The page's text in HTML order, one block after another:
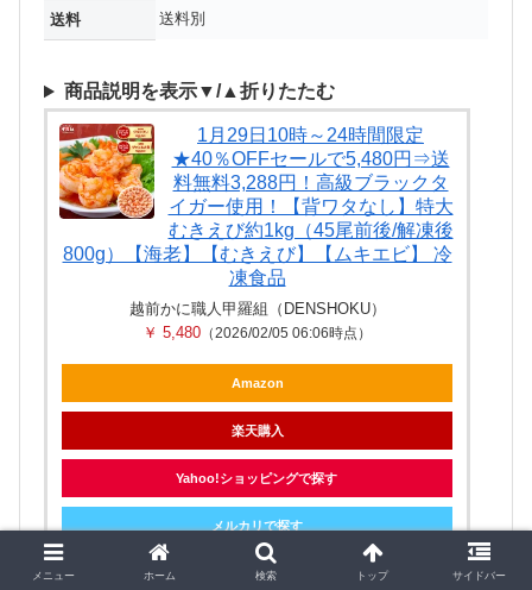
送料 送料別
商品説明を表示▼/▲折りたたむ
1月29日10時～24時間限定
★40％OFFセールで5,480円⇒送
料無料3,288円！高級ブラックタ
イガー使用！【背ワタなし】特大
むきえび約1kg（45尾前後/解凍後
800g）【海老】【むきえび】【ムキエビ】 冷
凍食品
越前かに職人甲羅組（DENSHOKU）
￥ 5,480 （2026/02/05 06:06時点）
Amazon
楽天購入
Yahoo!ショッピングで探す
メルカリで探す
メニュー ホーム 検索 トップ サイドバー